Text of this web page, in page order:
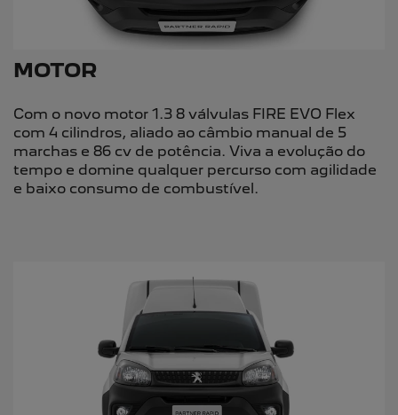
MOTOR
Com o novo motor 1.3 8 válvulas FIRE EVO Flex
com 4 cilindros, aliado ao câmbio manual de 5
marchas e 86 cv de potência. Viva a evolução do
tempo e domine qualquer percurso com agilidade
e baixo consumo de combustível.